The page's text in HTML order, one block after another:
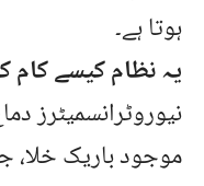
ہوتا ہے۔
یہ نظام کیسے کام
نیوروٹرانسمیٹرز
موجود باریک خلا،